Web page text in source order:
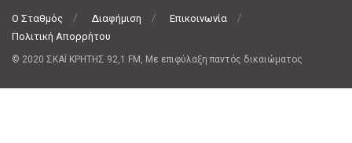
Ο Σταθμός Διαφήμιση
Επικοινωνία
Πολιτική Απορρήτου
© 2020 ΣΚΑΪ ΚΡΗΤΗΣ 92,1 FM, Με επιφύλαξη παντός δικαιώματος